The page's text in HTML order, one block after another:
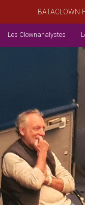
BATACLOWN-
Les Clownanalystes